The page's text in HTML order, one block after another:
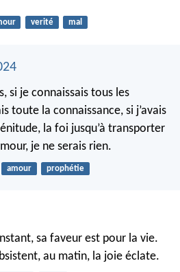
verité mal
si je connaissais tous les
toute la connaissance, si j’avais
la foi jusqu’à transporter
je ne serais rien.
amour prophétie
sa faveur est pour la vie.
au matin, la joie éclate.